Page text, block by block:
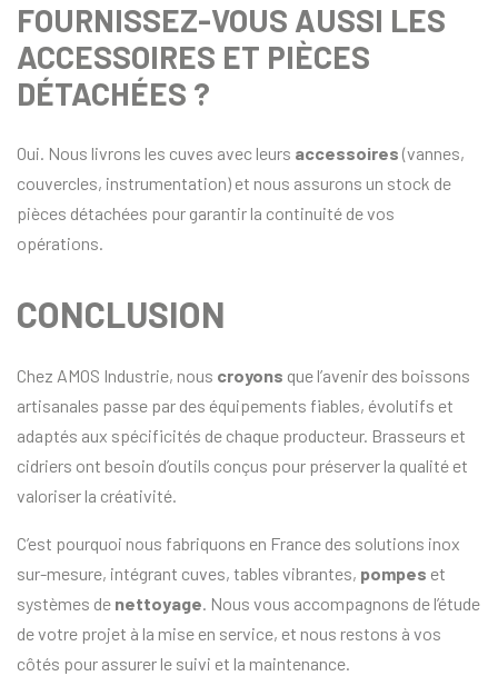
FOURNISSEZ-VOUS AUSSI LES
ACCESSOIRES ET PIÈCES
DÉTACHÉES ?
Oui. Nous livrons les cuves avec leurs accessoires (vannes,
couvercles, instrumentation) et nous assurons un stock de
pièces détachées pour garantir la continuité de vos
opérations.
CONCLUSION
Chez AMOS Industrie, nous croyons que l’avenir des boissons
artisanales passe par des équipements fiables, évolutifs et
adaptés aux spécificités de chaque producteur. Brasseurs et
cidriers ont besoin d’outils conçus pour préserver la qualité et
valoriser la créativité.
C’est pourquoi nous fabriquons en France des solutions inox
sur-mesure, intégrant cuves, tables vibrantes, pompes et
systèmes de nettoyage. Nous vous accompagnons de l’étude
de votre projet à la mise en service, et nous restons à vos
côtés pour assurer le suivi et la maintenance.